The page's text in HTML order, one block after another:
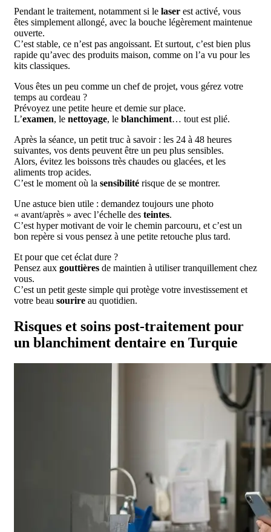
Pendant le traitement, notamment si le laser est activé, vous
êtes simplement allongé, avec la bouche légèrement maintenue
ouverte.
C’est stable, ce n’est pas angoissant. Et surtout, c’est bien plus
rapide qu’avec des produits maison, comme on l’a vu pour les
kits classiques.
Vous êtes un peu comme un chef de projet, vous gérez votre
temps au cordeau ?
Prévoyez une petite heure et demie sur place.
L’examen, le nettoyage, le blanchiment… tout est plié.
Après la séance, un petit truc à savoir : les 24 à 48 heures
suivantes, vos dents peuvent être un peu plus sensibles.
Alors, évitez les boissons très chaudes ou glacées, et les
aliments trop acides.
C’est le moment où la sensibilité risque de se montrer.
Une astuce bien utile : demandez toujours une photo
« avant/après » avec l’échelle des teintes.
C’est hyper motivant de voir le chemin parcouru, et c’est un
bon repère si vous pensez à une petite retouche plus tard.
Et pour que cet éclat dure ?
Pensez aux gouttières de maintien à utiliser tranquillement chez
vous.
C’est un petit geste simple qui protège votre investissement et
votre beau sourire au quotidien.
Risques et soins post-traitement pour
un blanchiment dentaire en Turquie